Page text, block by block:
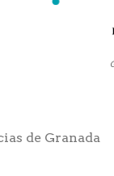
de Granada